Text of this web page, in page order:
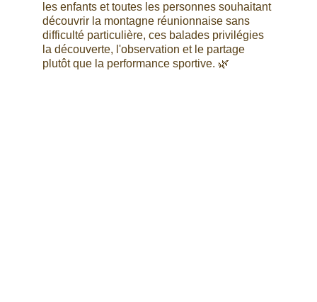
les enfants et toutes les personnes souhaitant
découvrir la montagne réunionnaise sans
difficulté particulière, ces balades privilégies
la découverte, l'observation et le partage
plutôt que la performance sportive. 🌿